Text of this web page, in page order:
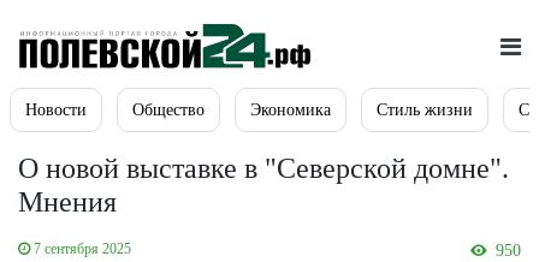
Новости Общество Экономика Стиль жизни
О новой выставке в "Северской домне".
Мнения
7 сентября 2025 950